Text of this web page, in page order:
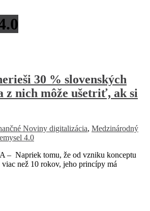
30 % slovenských
z nich môže ušetriť, ak si
Noviny digitalizácia, Medzinárodný
4.0
– Napriek tomu, že od vzniku konceptu
než 10 rokov, jeho princípy má